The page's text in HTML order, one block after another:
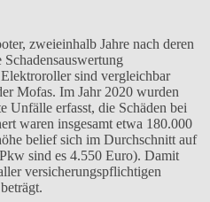
zweieinhalb Jahre nach deren
sind vergleichbar
Mofas. Im Jahr 2020 wurden
Unfälle erfasst, die Schäden bei
waren insgesamt etwa 180.000
belief sich im Durchschnitt auf
sind es 4.550 Euro). Damit
versicherungspflichtigen